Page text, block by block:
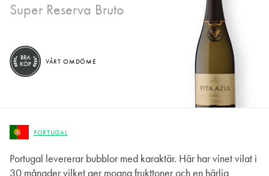
Super Reserva Bruto
PORTUGAL
Portugal levererar bubblor med karaktär. Här har vinet vilat i
30 månader vilket ger mogna frukttoner och en härlig
BRA
KÖP
VÅRT OMDÖME